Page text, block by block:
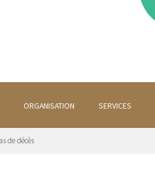
ORGANISATION SERVICES
de décès